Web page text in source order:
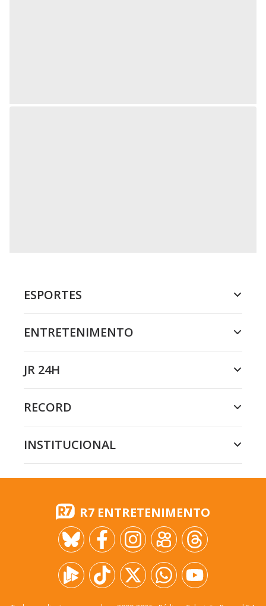
ESPORTES
ENTRETENIMENTO
JR 24H
RECORD
INSTITUCIONAL
R7 ENTRETENIMENTO